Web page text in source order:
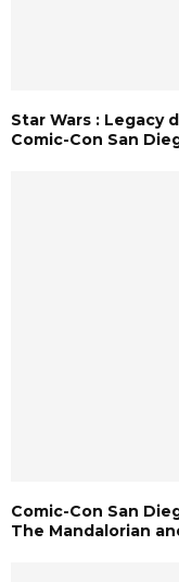
Star Wars : Legacy
Comic-Con San
Comic-Con San
The Mandalorian